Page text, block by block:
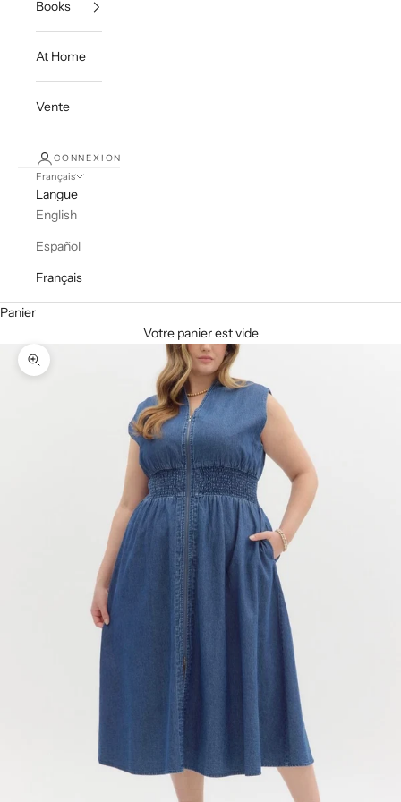
Books
At Home
Vente
CONNEXION
Français
Langue
English
Español
Français
Panier
Votre panier est vide
Zoomer sur l'image